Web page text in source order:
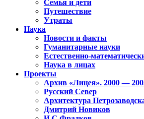
Семья и дети
Путешествие
Утраты
Наука
Новости и факты
Гуманитарные науки
Естественно-
Наука в лицах
Проекты
Архив «Лицея». 2000 —
Русский Север
Архитектура
Дмитрий Новиков